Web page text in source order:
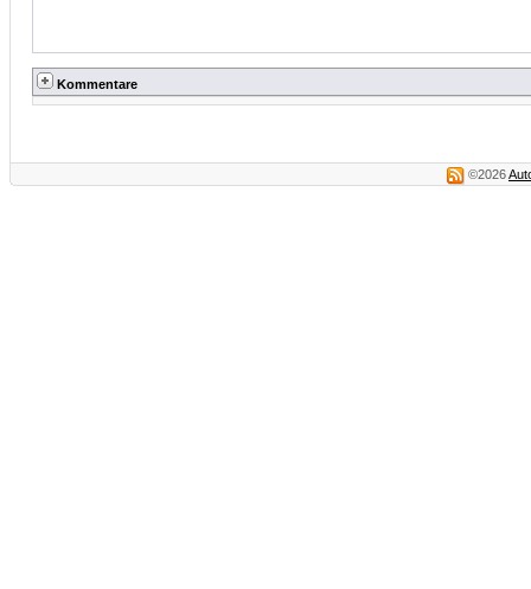
Kommentare
©2026